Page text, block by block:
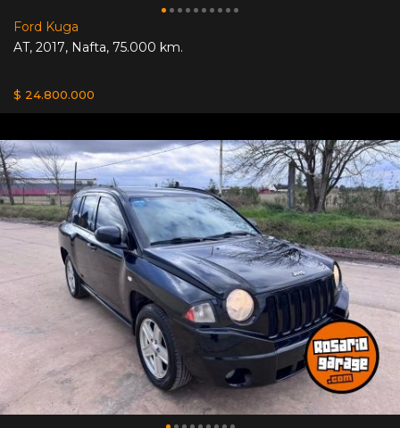
Ford Kuga
AT, 2017, Nafta, 75.000 km.
$ 24.800.000